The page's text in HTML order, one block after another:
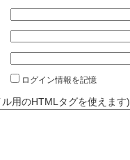
ログイン情報を記憶
用のHTMLタグを使えます)